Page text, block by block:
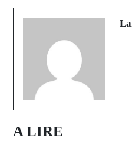
: Amadou Ba
A LIRE